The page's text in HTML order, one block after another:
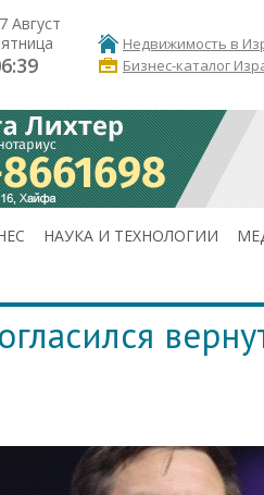
Август
Недвижимость в
Бизнес-каталог
НАУКА И ТЕХНОЛОГИИ